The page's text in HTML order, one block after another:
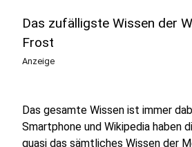
Das zufälligste Wissen der
Frost
Anzeige
Das gesamte Wissen ist immer
Smartphone und Wikipedia haben
quasi das sämtliches Wissen der